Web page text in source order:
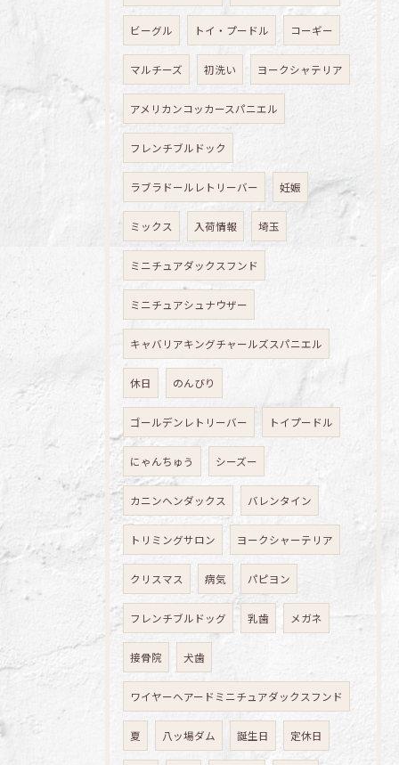
ビーグル トイ・プードル コーギー
マルチーズ 初洗い ヨークシャテリア
アメリカンコッカースパニエル
フレンチブルドック
ラブラドールレトリーバー 妊娠
ミックス 入荷情報 埼玉
ミニチュアダックスフンド
ミニチュアシュナウザー
キャバリアキングチャールズスパニエル
休日 のんびり
ゴールデンレトリーバー トイプードル
にゃんちゅう シーズー
カニンヘンダックス バレンタイン
トリミングサロン ヨークシャーテリア
クリスマス 病気 パピヨン
フレンチブルドッグ 乳歯 メガネ
接骨院 犬歯
ワイヤーヘアードミニチュアダックスフンド
夏 八ッ場ダム 誕生日 定休日